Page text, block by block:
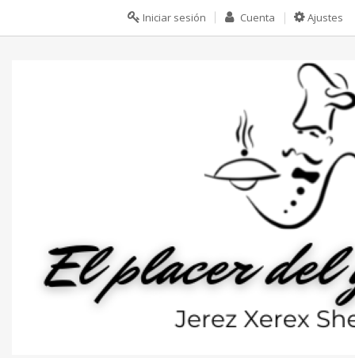
Ajustes
Cuenta
Iniciar sesión